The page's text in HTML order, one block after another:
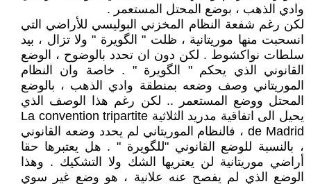
وادي الذهب ، بوضع المحتل المستعمر .
لكن رغم شفعة النظام المخزني البوليسي للأراضي التي
انسحبت منها موريتانية ، ظلت " الگويرة " ولا تزال ، بيد
سلطات نواكشوط . لكن دون ان تحدد بالوضوح ، الوضع
القانوني الذي يحكم " الگويرة " . خاصة وان النظام
الموريتاني وصف وضعه بمنطقة وادي الذهب ، بالوضع
المحتل ووضع المستعمر .. لكن رغم هذا الوصف الذي
يحيل الى اتفاقية مدريد الثلاثية La convention tripartite
de Madrid ، فالنظام الموريتاني لم يحدد وضعه القانوني
، بالنسبة للوضع القانوني "للگويرة " . هل يعتبرها حقا
أراضي موريتانية لن يعتريها الشك ولا التشكيك . وهذا
الوضع الذي لم يفصح عنه علانية ، هو وضع غير سوي